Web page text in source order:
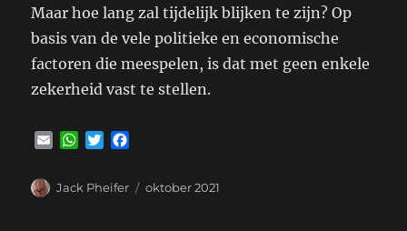
Maar hoe lang zal tijdelijk blijken te zijn? Op
basis van de vele politieke en economische
factoren die meespelen, is dat met geen enkele
zekerheid vast te stellen.
i
W
t
T
t
e
Auteur
Jack Pheifer
Geplaatst
oktober 2021